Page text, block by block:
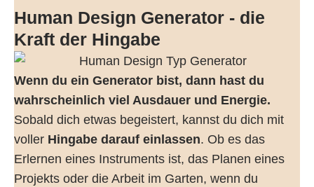
Human Design Generator - die
Kraft der Hingabe
Wenn du ein Generator bist, dann hast du
wahrscheinlich viel Ausdauer und Energie.
Sobald dich etwas begeistert, kannst du dich mit
voller Hingabe darauf einlassen. Ob es das
Erlernen eines Instruments ist, das Planen eines
Projekts oder die Arbeit im Garten, wenn du